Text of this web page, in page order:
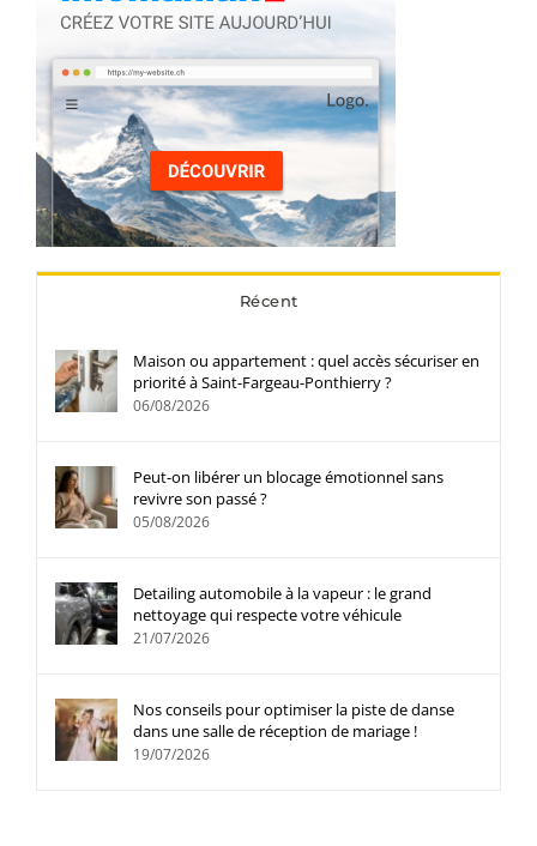
Récent
Maison ou appartement : quel accès sécuriser en
priorité à Saint-Fargeau-Ponthierry ?
06/08/2026
Peut-on libérer un blocage émotionnel sans
revivre son passé ?
05/08/2026
Detailing automobile à la vapeur : le grand
nettoyage qui respecte votre véhicule
21/07/2026
Nos conseils pour optimiser la piste de danse
dans une salle de réception de mariage !
19/07/2026